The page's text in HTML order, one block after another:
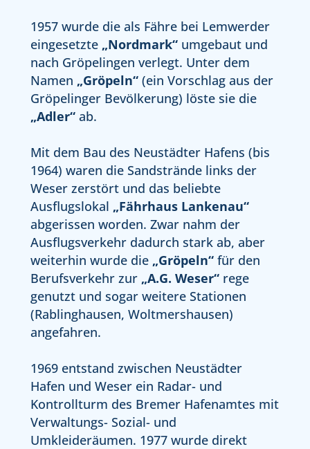
1957 wurde die als Fähre bei Lemwerder
eingesetzte „Nordmark“ umgebaut und
nach Gröpelingen verlegt. Unter dem
Namen „Gröpeln“(ein Vorschlag aus der
Gröpelinger Bevölkerung) löste sie die
„Adler“ab.
Mit dem Bau des Neustädter Hafens (bis
1964) waren die Sandstrände links der
Weser zerstört und das beliebte
Ausflugslokal „Fährhaus Lankenau“
abgerissen worden. Zwar nahm der
Ausflugsverkehr dadurch stark ab, aber
weiterhin wurde die „Gröpeln“für den
Berufsverkehr zur „A.G. Weser“ rege
genutzt und sogar weitere Stationen
(Rablinghausen, Woltmershausen)
angefahren.
1969 entstand zwischen Neustädter
Hafen und Weser ein Radar- und
Kontrollturm des Bremer Hafenamtes mit
Verwaltungs- Sozial- und
Umkleideräumen. 1977 wurde direkt